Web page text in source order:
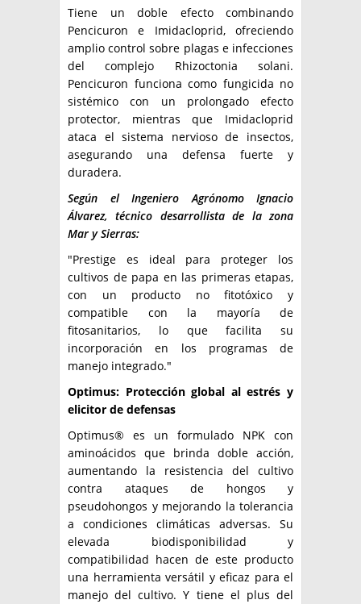
Tiene un doble efecto combinando
Pencicuron e Imidacloprid, ofreciendo
amplio control sobre plagas e infecciones
del complejo Rhizoctonia solani.
Pencicuron funciona como fungicida no
sistémico con un prolongado efecto
protector, mientras que Imidacloprid
ataca el sistema nervioso de insectos,
asegurando una defensa fuerte y
duradera.
Según el Ingeniero Agrónomo Ignacio
Álvarez, técnico desarrollista de la zona
Mar y Sierras:
"Prestige es ideal para proteger los
cultivos de papa en las primeras etapas,
con un producto no fitotóxico y
compatible con la mayoría de
fitosanitarios, lo que facilita su
incorporación en los programas de
manejo integrado."
Optimus: Protección global al estrés y
elicitor de defensas
Optimus® es un formulado NPK con
aminoácidos que brinda doble acción,
aumentando la resistencia del cultivo
contra ataques de hongos y
pseudohongos y mejorando la tolerancia
a condiciones climáticas adversas. Su
elevada biodisponibilidad y
compatibilidad hacen de este producto
una herramienta versátil y eficaz para el
manejo del cultivo. Y tiene el plus del